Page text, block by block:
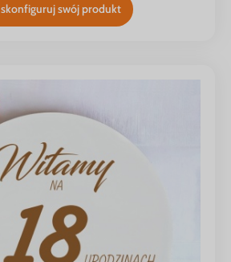
skonfiguruj swój produkt